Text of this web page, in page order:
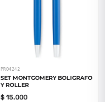
PRO4242
SET MONTGOMERY BOLIGRAFO
Y ROLLER
$ 15.000